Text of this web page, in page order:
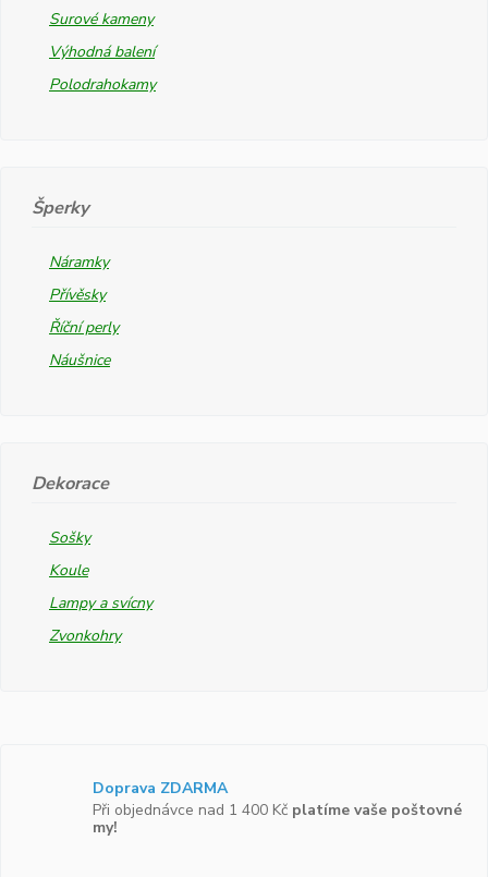
Surové kameny
Výhodná balení
Polodrahokamy
Šperky
Náramky
Přívěsky
Říční perly
Náušnice
Dekorace
Sošky
Koule
Lampy a svícny
Zvonkohry
Doprava ZDARMA
Při objednávce nad 1 400 Kč platíme vaše poštovné
my!